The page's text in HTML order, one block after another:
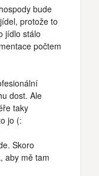
bude
protože to
jídlo stálo
počtem
dost. Ale
taky
jo (:
Skoro
aby mě tam